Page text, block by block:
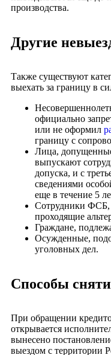
производства.
Другие
Также существуют
выехать за границу в
официально
или не оформил
границу с
Лица,
выпускают
допуска, и с
сведениями
еще в течение 5
Сотрудники ФСБ,
проходящие
Граждане,
Осужденные,
уголовных дел.
Способы
При обращении
открывается
вынесено
выездом с территории